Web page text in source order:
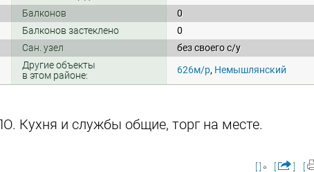
Балконов
0
Балконов застеклено
0
Сан. узел
без своего с/у
Другие объекты
в этом районе:
626м/р, Немышлянский
Кухня и службы общие, торг на месте.